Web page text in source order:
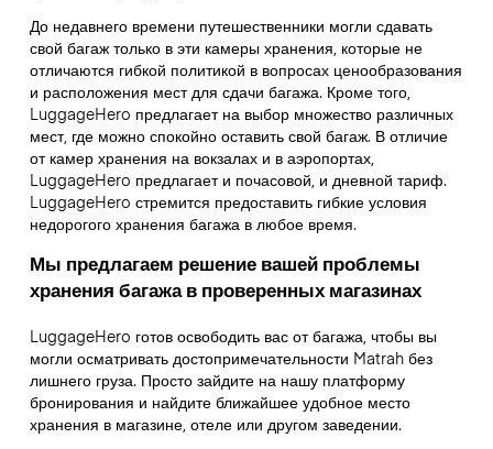
До недавнего времени путешественники могли сдавать
свой багаж только в эти камеры хранения, которые не
отличаются гибкой политикой в вопросах ценообразования
и расположения мест для сдачи багажа. Кроме того,
LuggageHero предлагает на выбор множество различных
мест, где можно спокойно оставить свой багаж. В отличие
от камер хранения на вокзалах и в аэропортах,
LuggageHero предлагает и почасовой, и дневной тариф.
LuggageHero стремится предоставить гибкие условия
недорогого хранения багажа в любое время.
Мы предлагаем решение вашей проблемы
хранения багажа в проверенных магазинах
LuggageHero готов освободить вас от багажа, чтобы вы
могли осматривать достопримечательности Matrah без
лишнего груза. Просто зайдите на нашу платформу
бронирования и найдите ближайшее удобное место
хранения в магазине, отеле или другом заведении.